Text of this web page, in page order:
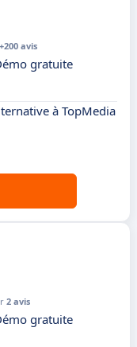
+200 avis
gratuite
à TopMedia
2 avis
gratuite